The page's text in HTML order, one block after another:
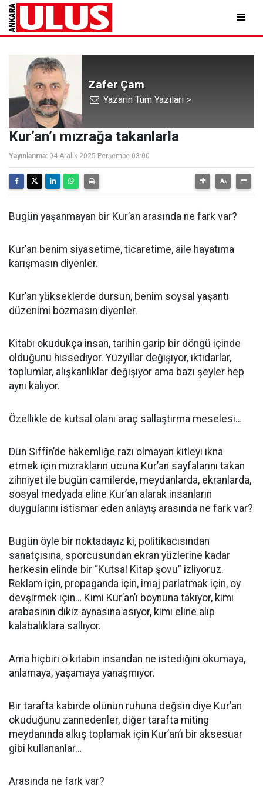
Zafer Çam
Yazarın Tüm Yazıları >
Kur’an’ı mızrağa takanlarla
Yayınlanma: 04 Aralık 2025 Perşembe 03:00
Bugün yaşanmayan bir Kur’an arasında ne fark var?
Kur’an benim siyasetime, ticaretime, aile hayatıma
karışmasın diyenler.
Kur’an yükseklerde dursun, benim soysal yaşantı
düzenimi bozmasın diyenler.
Kitabı okudukça insan, tarihin garip bir döngü içinde
olduğunu hissediyor. Yüzyıllar değişiyor, iktidarlar,
toplumlar, alışkanlıklar değişiyor ama bazı şeyler hep
aynı kalıyor.
Özellikle de kutsal olanı araç sallaştırma meselesi…
Dün Sıffîn’de hakemliğe razı olmayan kitleyi ikna
etmek için mızrakların ucuna Kur’an sayfalarını takan
zihniyet ile bugün camilerde, meydanlarda, ekranlarda,
sosyal medyada eline Kur’an alarak insanların
duygularını istismar eden anlayış arasında ne fark var?
Bugün öyle bir noktadayız ki, politikacısından
sanatçısına, sporcusundan ekran yüzlerine kadar
herkesin elinde bir “Kutsal Kitap şovu” izliyoruz.
Reklam için, propaganda için, imaj parlatmak için, oy
devşirmek için… Kimi Kur’an’ı boynuna takıyor, kimi
arabasının dikiz aynasına asıyor, kimi eline alıp
kalabalıklara sallıyor.
Ama hiçbiri o kitabın insandan ne istediğini okumaya,
anlamaya, yaşamaya yanaşmıyor.
Bir tarafta kabirde ölünün ruhuna değsin diye Kur’an
okuduğunu zannedenler, diğer tarafta miting
meydanında alkış toplamak için Kur’an’ı bir aksesuar
gibi kullananlar…
Arasında ne fark var?